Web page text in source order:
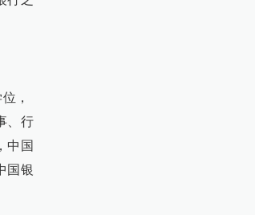
，
、行
中国
国银